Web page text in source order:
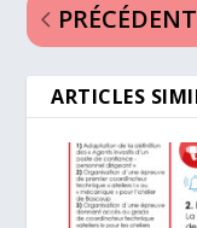
PRÉCÉDENT
ARTICLES